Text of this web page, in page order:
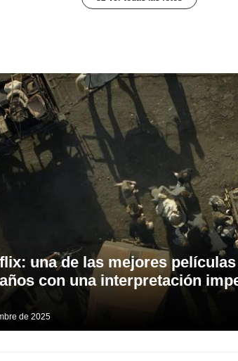
una de las mejores
con una interpretación
de 2025